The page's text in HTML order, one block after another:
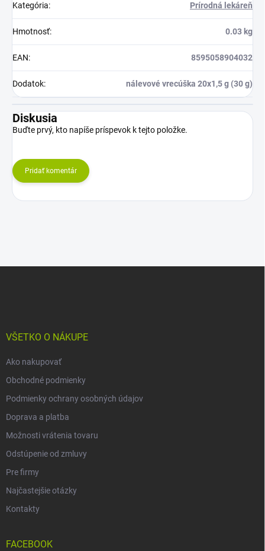
Kategória: Prírodná lekáreň
Hmotnosť: 0.03 kg
EAN: 8595058904032
Dodatok: nálevové vrecúška 20x1,5 g (30 g)
Diskusia
Buďte prvý, kto napíše príspevok k tejto položke.
Pridať komentár
VŠETKO O NÁKUPE
Ako nakupovať
Obchodné podmienky
Podmienky ochrany osobných údajov
Doprava a platba
Možnosti vrátenia tovaru
Odstúpenie od zmluvy
Pre firmy
Najčastejšie otázky
Kontakty
FACEBOOK